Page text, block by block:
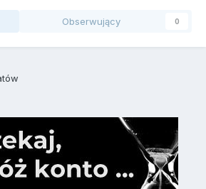
Obserwujący 0